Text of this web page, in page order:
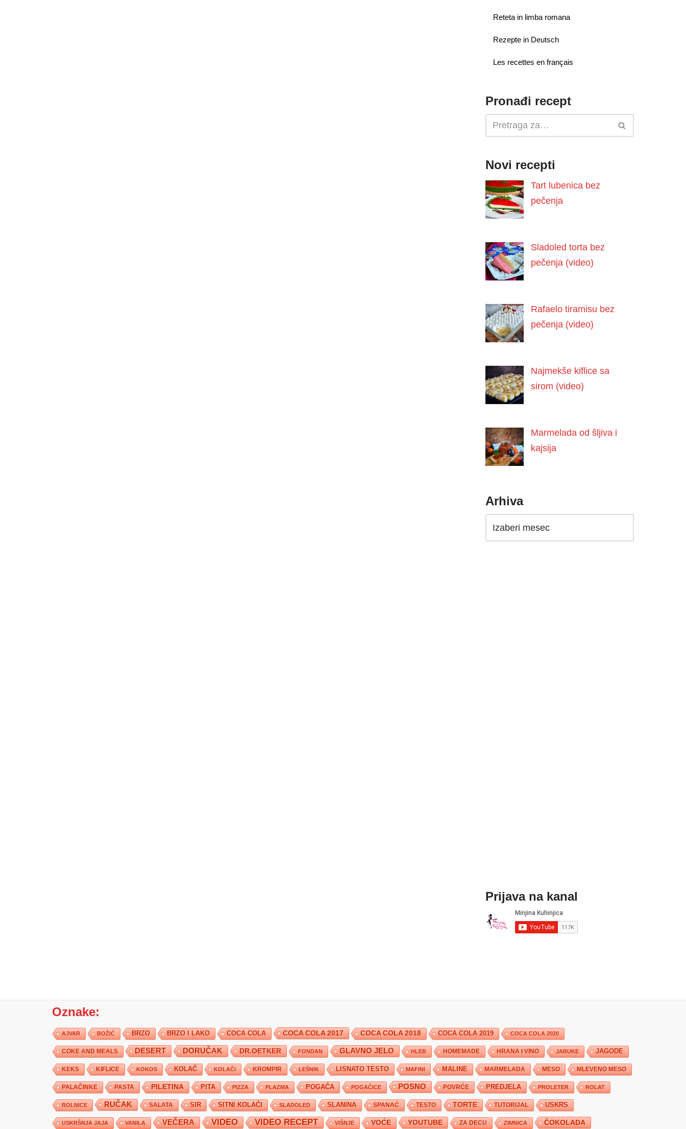
Reteta in limba romana
Rezepte in Deutsch
Les recettes en français
Pronađi recept
Novi recepti
Tart lubenica bez
pečenja
Sladoled torta bez
pečenja (video)
Rafaelo tiramisu bez
pečenja (video)
Najmekše kiflice sa
sirom (video)
Marmelada od šljiva i
kajsija
Arhiva
Prijava na kanal
Oznake:
AJVAR BOŽIĆ BRZO BRZO I LAKO COCA COLA COCA COLA 2017 COCA COLA 2018 COCA COLA 2019 COCA COLA 2020
COKE AND MEALS DESERT DORUČAK DR.OETKER FONDAN GLAVNO JELO HLEB HOMEMADE HRANA I VINO JABUKE JAGODE
KEKS KIFLICE KOKOS KOLAČ KOLAČI KROMPIR LEŠNIK LISNATO TESTO MAFINI MALINE MARMELADA MESO MLEVENO MESO
PALAČINKE PASTA PILETINA PITA PIZZA PLAZMA POGAČA POGAČICE POSNO POVRĆE PREDJELA PROLETER ROLAT
ROLNICE RUČAK SALATA SIR SITNI KOLAČI SLADOLED SLANINA SPANAĆ TESTO TORTE TUTORIJAL USKRS
USKRŠNJA JAJA VANILA VEČERA VIDEO VIDEO RECEPT VIŠNJE VOĆE YOUTUBE ZA DECU ZIMNICA ČOKOLADA